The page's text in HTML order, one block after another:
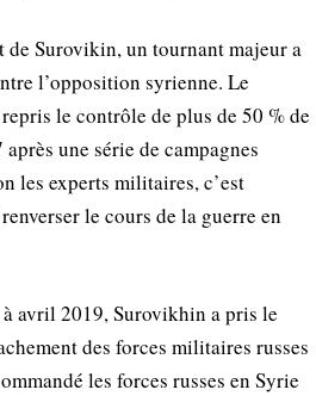
de Surovikin, un tournant majeur a
l’opposition syrienne. Le
le contrôle de plus de 50 % de
une série de campagnes
les experts militaires, c’est
le cours de la guerre en
avril 2019, Surovikhin a pris le
des forces militaires russes
les forces russes en Syrie